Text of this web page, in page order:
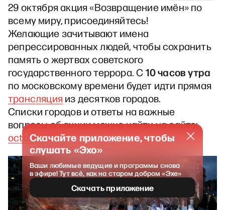
29 октября акция «Возвращение имён» по
всему миру, присоединяйтесь!
Желающие зачитывают имена
репрессированных людей, чтобы сохранить
память о жертвах советского
государственного террора. С10 часов утра
по московскому времени будет идти прямая
трансляция из десятков городов.
Списки городов и ответы на важные
вопросы об акции можно найти на сайте:
october29.ru
Скачайте приложение, чтобы
слушать «Эхо»
Ваши любимые ведущие и программы снова
в эфире! Тут всё, как на старом добром «Эхе»
Скачать приложение